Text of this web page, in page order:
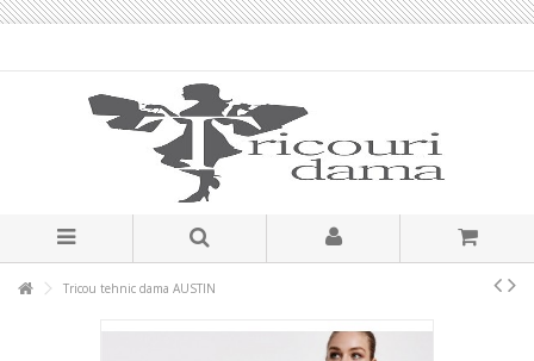
Tricou tehnic dama AUSTIN